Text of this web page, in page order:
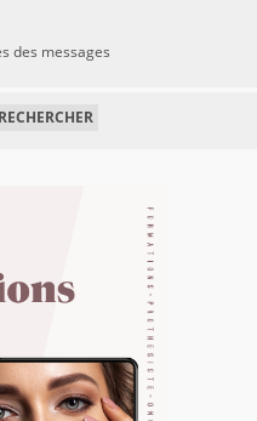
des messages